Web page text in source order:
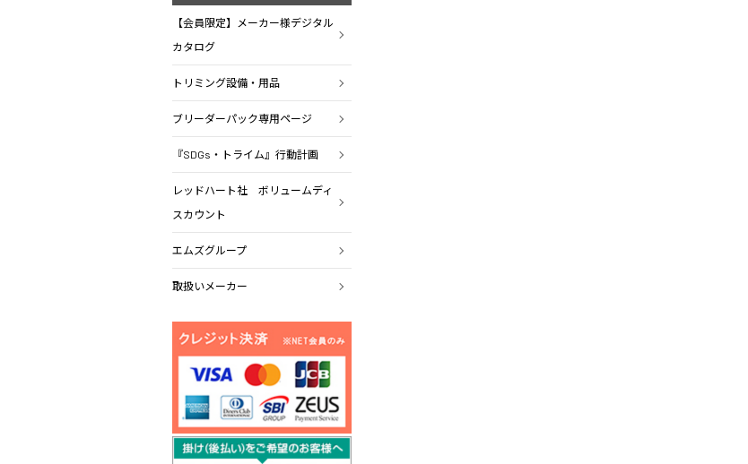
【会員限定】メーカー様デジタル
カタログ
トリミング設備・用品
ブリーダーパック専用ページ
『SDGs・トライム』行動計画
レッドハート社 ボリュームディ
スカウント
エムズグループ
取扱いメーカー